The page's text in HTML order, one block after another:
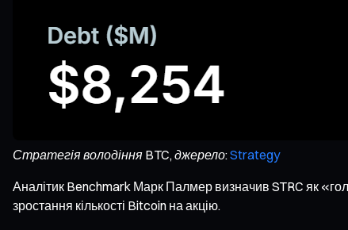
Стратегія володіння BTC, джерело:Strategy
Аналітик Benchmark Марк Палмер визначив STRC як
зростання кількості Bitcoin на акцію.